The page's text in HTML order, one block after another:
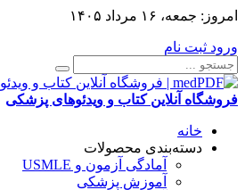
امروز: جمعه، ۱۶ مرداد ۱۴۰۵
ورود ثبت نام
فروشگاه آنلاین کتاب و ویدئوهای پزشکی
خانه
دسته‌بندی محصولات
آمادگی آزمون و USMLE
آموزش پزشکی